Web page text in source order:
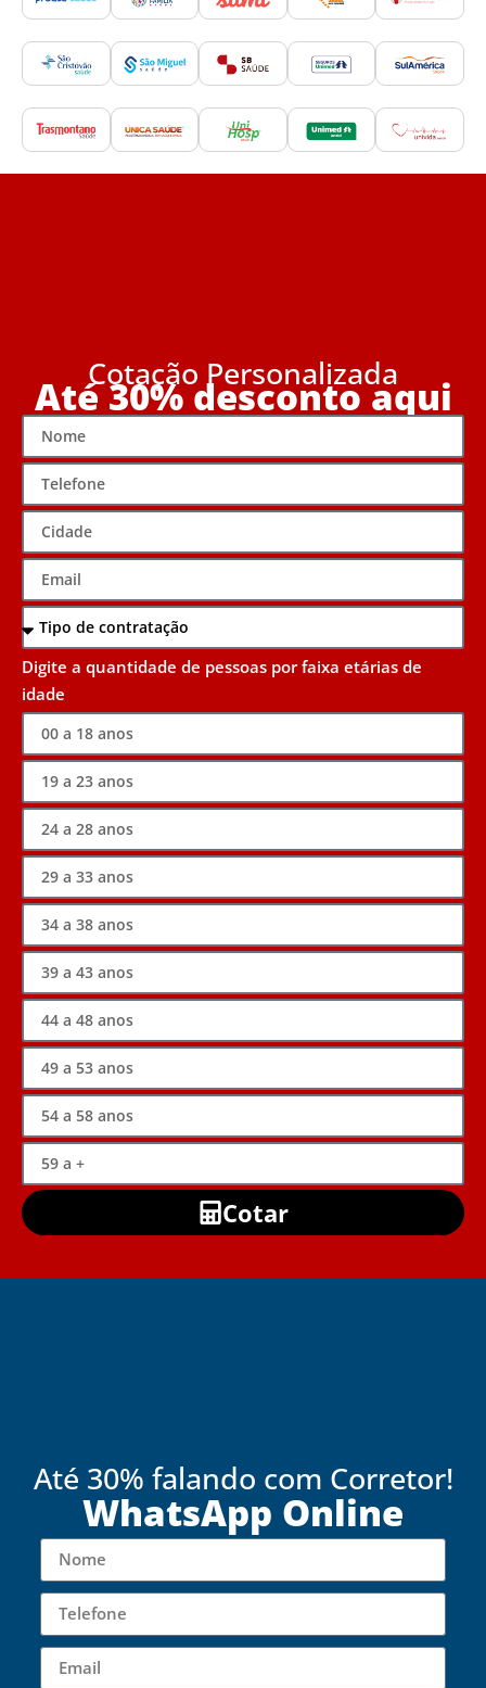
Cotação Personalizada
Até 30% desconto aqui
Digite a quantidade de pessoas por faixa etárias de
idade
Cotar
Até 30% falando com Corretor!
WhatsApp Online